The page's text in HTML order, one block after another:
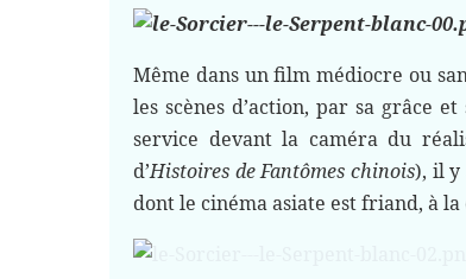
Même dans un film médiocre ou
les scènes d’action, par sa grâce
service devant la caméra du
d’Histoires de Fantômes chinois), il y
dont le cinéma asiate est friand, à